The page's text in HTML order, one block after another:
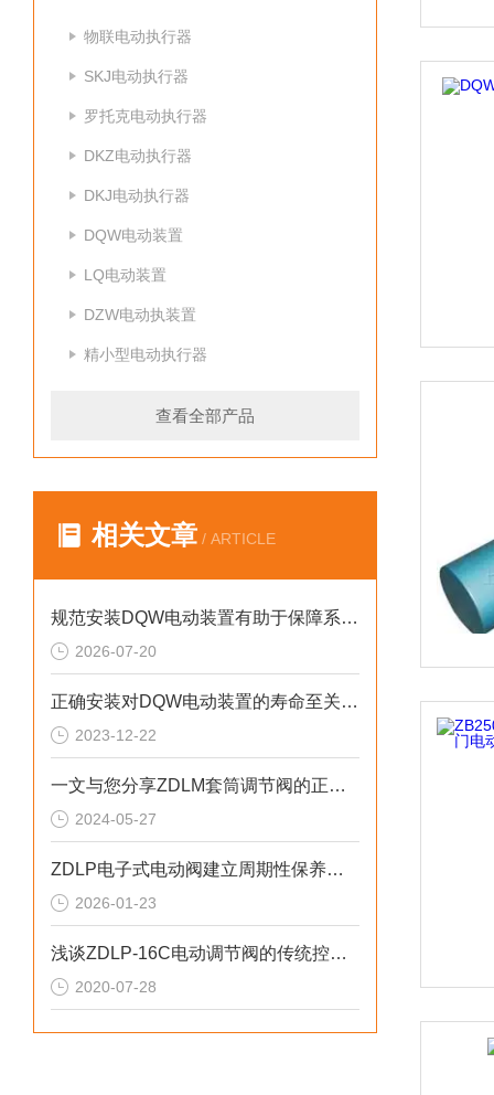
物联电动执行器
SKJ电动执行器
罗托克电动执行器
DKZ电动执行器
DKJ电动执行器
DQW电动装置
LQ电动装置
DZW电动执装置
精小型电动执行器
查看全部产品
相关文章 / ARTICLE
规范安装DQW电动装置有助于保障系统长期稳定运行
2026-07-20
正确安装对DQW电动装置的寿命至关重要
2023-12-22
一文与您分享ZDLM套筒调节阀的正确安装步骤及要点
2024-05-27
ZDLP电子式电动阀建立周期性保养机制的重要性分享
2026-01-23
浅谈ZDLP-16C电动调节阀的传统控制方式
2020-07-28